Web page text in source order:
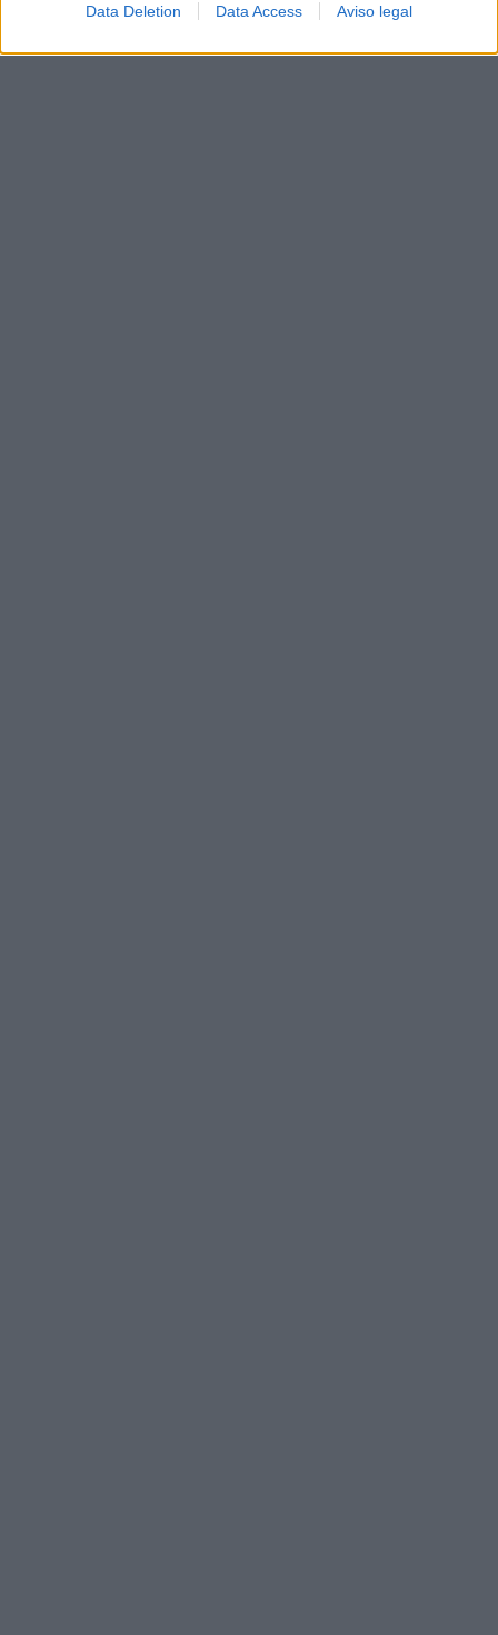
Data Deletion Data Access Aviso legal